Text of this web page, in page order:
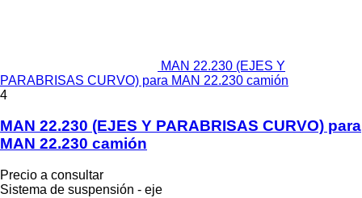
MAN 22.230 (EJES Y
PARABRISAS CURVO) para MAN 22.230 camión
4
MAN 22.230 (EJES Y PARABRISAS CURVO) para
MAN 22.230 camión
Precio a consultar
Sistema de suspensión - eje